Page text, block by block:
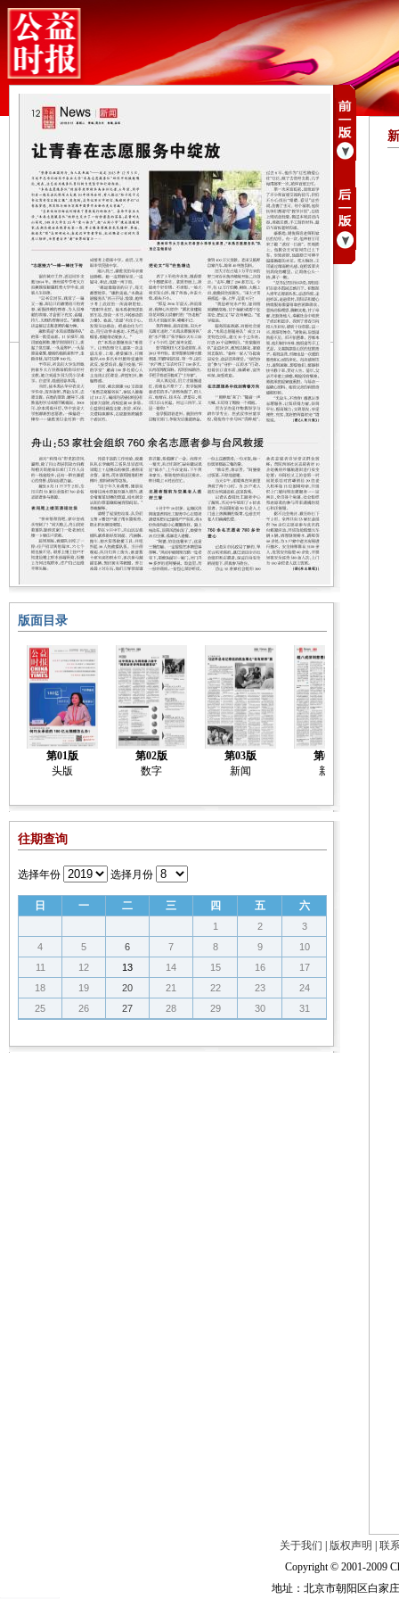
版面目录
第01版
头版
第02版
数字
第03版
新闻
第04版
新闻
往期查询
选择年份 选择月份
日 一 二 三 四 五 六
1 2
3
4
5 6 7 8 9
10
11
12 13 14 15 16
17
18
19 20 21 22 23
24
25
26 27 28 29 30 31
关于我们 版权声明
联
Copyright © 2001-2009
地址：北京市朝阳区白家